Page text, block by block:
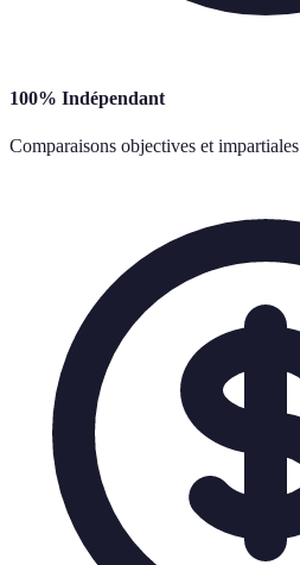
100% Indépendant
Comparaisons objectives et impartiales